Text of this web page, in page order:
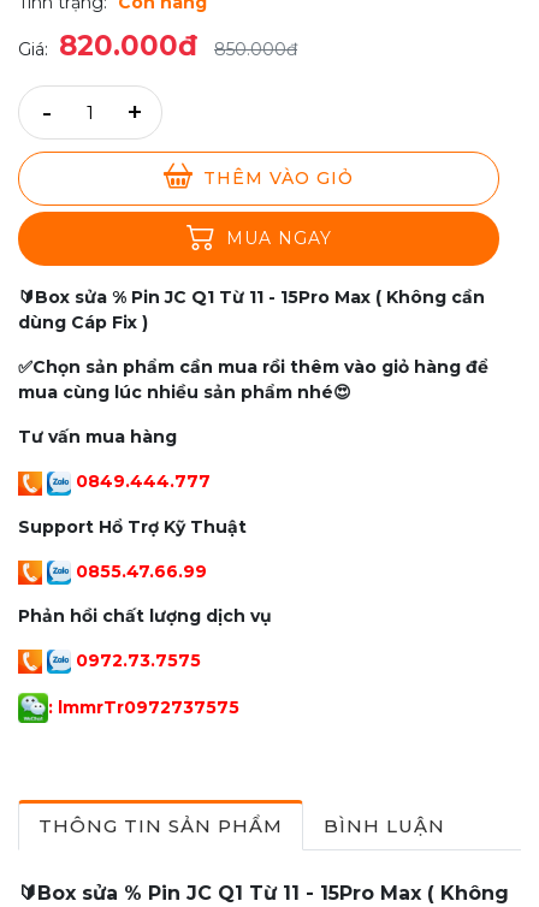
Giá: 820.000đ 850.000đ
- +
THÊM VÀO GIỎ
MUA NGAY
🔰Box sửa % Pin JC Q1 Từ 11 - 15Pro Max ( Không cần
dùng Cáp Fix )
✅Chọn sản phẩm cần mua rồi thêm vào giỏ hàng để
mua cùng lúc nhiều sản phẩm nhé😍
Tư vấn mua hàng
0849.444.777
Support Hổ Trợ Kỹ Thuật
0855.47.66.99
Phản hồi chất lượng dịch vụ
0972.73.7575
: lmmrTr0972737575
THÔNG TIN SẢN PHẨM BÌNH LUẬN
🔰Box sửa % Pin JC Q1 Từ 11 - 15Pro Max ( Không